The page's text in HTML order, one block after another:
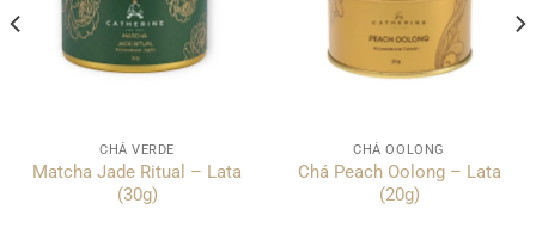
CHÁ VERDE
Matcha Jade Ritual – Lata
(30g)
CHÁ OOLONG
Chá Peach Oolong – Lata
(20g)